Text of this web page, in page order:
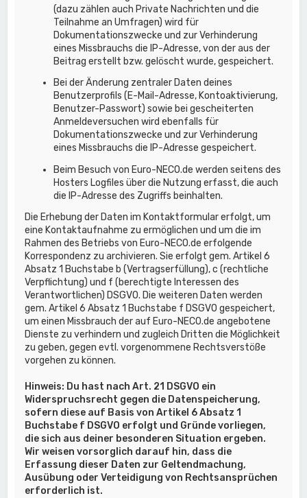
(dazu zählen auch Private Nachrichten und die
Teilnahme an Umfragen) wird für
Dokumentationszwecke und zur Verhinderung
eines Missbrauchs die IP-Adresse, von der aus der
Beitrag erstellt bzw. gelöscht wurde, gespeichert.
Bei der Änderung zentraler Daten deines
Benutzerprofils (E-Mail-Adresse, Kontoaktivierung,
Benutzer-Passwort) sowie bei gescheiterten
Anmeldeversuchen wird ebenfalls für
Dokumentationszwecke und zur Verhinderung
eines Missbrauchs die IP-Adresse gespeichert.
Beim Besuch von Euro-NECO.de werden seitens des
Hosters Logfiles über die Nutzung erfasst, die auch
die IP-Adresse des Zugriffs beinhalten.
Die Erhebung der Daten im Kontaktformular erfolgt, um
eine Kontaktaufnahme zu ermöglichen und um die im
Rahmen des Betriebs von Euro-NECO.de erfolgende
Korrespondenz zu archivieren. Sie erfolgt gem. Artikel 6
Absatz 1 Buchstabe b (Vertragserfüllung), c (rechtliche
Verpflichtung) und f (berechtigte Interessen des
Verantwortlichen) DSGVO. Die weiteren Daten werden
gem. Artikel 6 Absatz 1 Buchstabe f DSGVO gespeichert,
um einen Missbrauch der auf Euro-NECO.de angebotene
Dienste zu verhindern und zugleich Dritten die Möglichkeit
zu geben, gegen evtl. vorgenommene Rechtsverstöße
vorgehen zu können.
Hinweis: Du hast nach Art. 21 DSGVO ein
Widerspruchsrecht gegen die Datenspeicherung,
sofern diese auf Basis von Artikel 6 Absatz 1
Buchstabe f DSGVO erfolgt und Gründe vorliegen,
die sich aus deiner besonderen Situation ergeben.
Wir weisen vorsorglich darauf hin, dass die
Erfassung dieser Daten zur Geltendmachung,
Ausübung oder Verteidigung von Rechtsansprüchen
erforderlich ist.